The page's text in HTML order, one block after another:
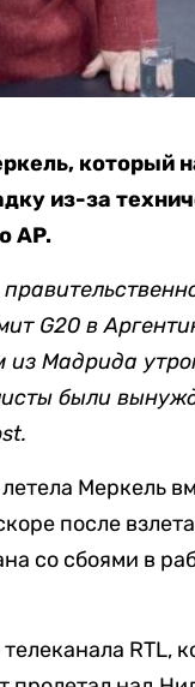
который
из-за
AP.
G20 в
из Мадрида
были
Меркель
после
со сбоями в
RTL,